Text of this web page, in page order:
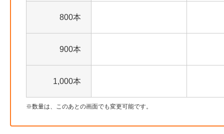
800本
900本
1,000本
数量は、このあとの画面でも変更可能です。